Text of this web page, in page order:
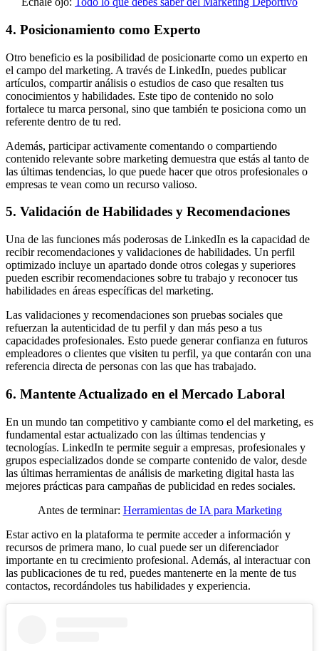
4. Posicionamiento como Experto
Otro beneficio es la posibilidad de posicionarte como un experto en
el campo del marketing. A través de LinkedIn, puedes publicar
artículos, compartir análisis o estudios de caso que resalten tus
conocimientos y habilidades. Este tipo de contenido no solo
fortalece tu marca personal, sino que también te posiciona como un
referente dentro de tu red.
Además, participar activamente comentando o compartiendo
contenido relevante sobre marketing demuestra que estás al tanto de
las últimas tendencias, lo que puede hacer que otros profesionales o
empresas te vean como un recurso valioso.
5. Validación de Habilidades y Recomendaciones
Una de las funciones más poderosas de LinkedIn es la capacidad de
recibir recomendaciones y validaciones de habilidades. Un perfil
optimizado incluye un apartado donde otros colegas y superiores
pueden escribir recomendaciones sobre tu trabajo y reconocer tus
habilidades en áreas específicas del marketing.
Las validaciones y recomendaciones son pruebas sociales que
refuerzan la autenticidad de tu perfil y dan más peso a tus
capacidades profesionales. Esto puede generar confianza en futuros
empleadores o clientes que visiten tu perfil, ya que contarán con una
referencia directa de personas con las que has trabajado.
6. Mantente Actualizado en el Mercado Laboral
En un mundo tan competitivo y cambiante como el del marketing, es
fundamental estar actualizado con las últimas tendencias y
tecnologías. LinkedIn te permite seguir a empresas, profesionales y
grupos especializados donde se comparte contenido de valor, desde
las últimas herramientas de análisis de marketing digital hasta las
mejores prácticas para campañas de publicidad en redes sociales.
Antes de terminar: Herramientas de IA para Marketing
Estar activo en la plataforma te permite acceder a información y
recursos de primera mano, lo cual puede ser un diferenciador
importante en tu crecimiento profesional. Además, al interactuar con
las publicaciones de tu red, puedes mantenerte en la mente de tus
contactos, recordándoles tus habilidades y experiencia.